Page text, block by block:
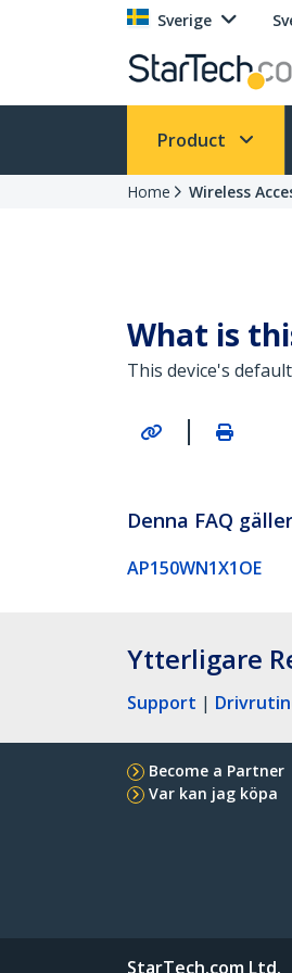
Sverige
Product
Home Wireless
What is
This device's
|
Denna FAQ
AP150WN1X1OE
Ytterligare
Support |
Become a Partner
Var kan jag köpa
StarTech.com Ltd.